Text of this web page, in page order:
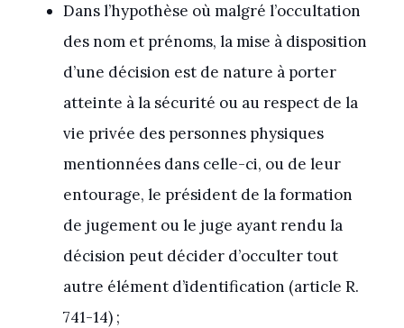
Dans l’hypothèse où malgré l’occultation
des nom et prénoms, la mise à disposition
d’une décision est de nature à porter
atteinte à la sécurité ou au respect de la
vie privée des personnes physiques
mentionnées dans celle-ci, ou de leur
entourage, le président de la formation
de jugement ou le juge ayant rendu la
décision peut décider d’occulter tout
autre élément d’identification (article R.
741-14) ;